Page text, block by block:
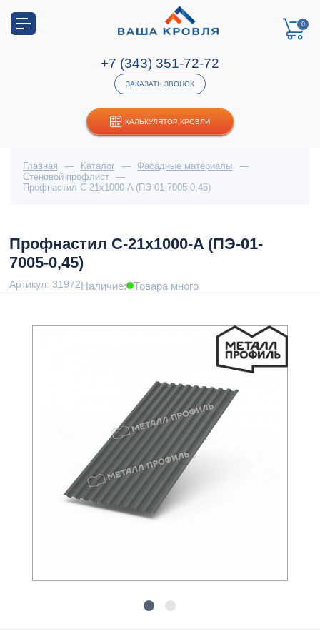
КАЛЬКУЛЯТОР КРОВЛИ
0
+7 (343) 351-72-72
ЗАКАЗАТЬ ЗВОНОК
Главная — Каталог — Фасадные материалы
—
Стеновой профлист
—
Профнастил С-21x1000-A (ПЭ-01-7005-0,45)
Профнастил С-21x1000-A (ПЭ-01-
7005-0,45)
Артикул: 31972Наличие: Товара много